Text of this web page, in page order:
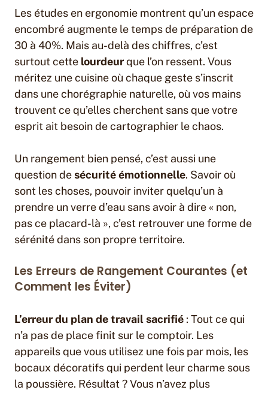
Les études en ergonomie montrent qu’un espace
encombré augmente le temps de préparation de
30 à 40%. Mais au-delà des chiffres, c’est
surtout cette lourdeurque l’on ressent. Vous
méritez une cuisine où chaque geste s’inscrit
dans une chorégraphie naturelle, où vos mains
trouvent ce qu’elles cherchent sans que votre
esprit ait besoin de cartographier le chaos.
Un rangement bien pensé, c’est aussi une
question desécurité émotionnelle. Savoir où
sont les choses, pouvoir inviter quelqu’un à
prendre un verre d’eau sans avoir à dire « non,
pas ce placard-là », c’est retrouver une forme de
sérénité dans son propre territoire.
Les Erreurs de Rangement Courantes (et
Comment les Éviter)
L’erreur du plan de travail sacrifié : Tout ce qui
n’a pas de place finit sur le comptoir. Les
appareils que vous utilisez une fois par mois, les
bocaux décoratifs qui perdent leur charme sous
la poussière. Résultat ? Vous n’avez plus